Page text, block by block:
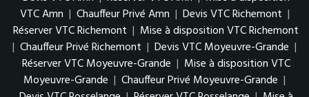
VTC Amn | Chauffeur Privé Amn | Devis VTC Richemont |
Réserver VTC Richemont | Mise à disposition VTC Richemont
| Chauffeur Privé Richemont | Devis VTC Moyeuvre-Grande |
Réserver VTC Moyeuvre-Grande | Mise à disposition VTC
Moyeuvre-Grande | Chauffeur Privé Moyeuvre-Grande |